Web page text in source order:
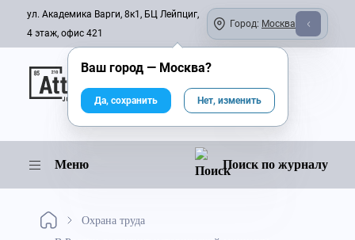
ул. Академика Варги, 8к1, БЦ Лейпциг,
4 этаж, офис 421
Город: Москва
Онлайн-журнал
Меню Поиск по журналу
Охрана труда
Ваш город — Москва?
Да, сохранить Нет, изменить